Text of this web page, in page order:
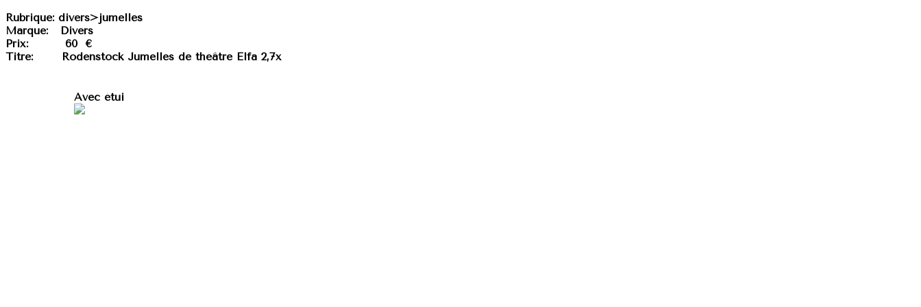
Rubrique: divers>jumelles
Marque:
Divers
Prix: 60 €
Titre:
Rodenstock Jumelles de théâtre Elfa 2,7x
Avec étui